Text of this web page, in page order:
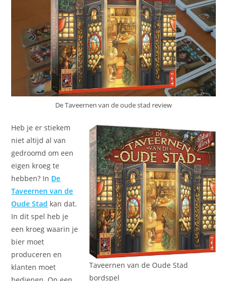
De Taveernen van de oude stad review
Taveernen van de Oude Stad
bordspel
Heb je er stiekem
niet altijd al van
gedroomd om een
eigen kroeg te
hebben? In De
Taveernen van de
Oude Stad kan dat.
In dit spel heb je
een kroeg waarin je
bier moet
produceren en
klanten moet